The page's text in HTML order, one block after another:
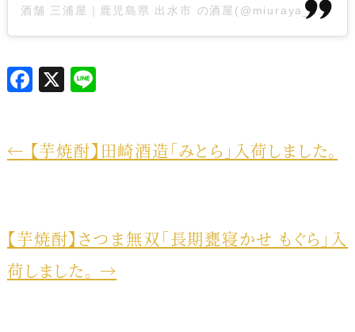
酒舗 三浦屋｜鹿児島県 出水市 の酒屋(@miuraya_syotyu)がシェアした投稿
F
a
e
o
k
X L
e
← 【芋焼酎】田崎酒造「みとら」入荷しました。
【芋焼酎】さつま無双「長期甕寝かせ もぐら」入
荷しました。 →